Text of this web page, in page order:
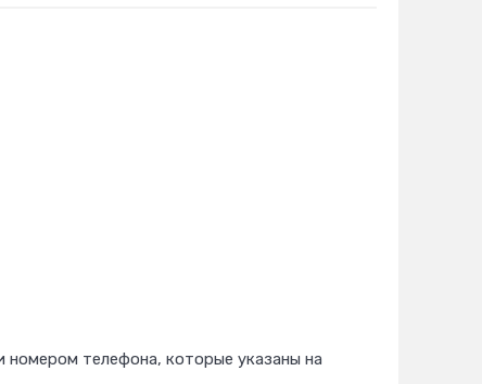
телефона, которые указаны на